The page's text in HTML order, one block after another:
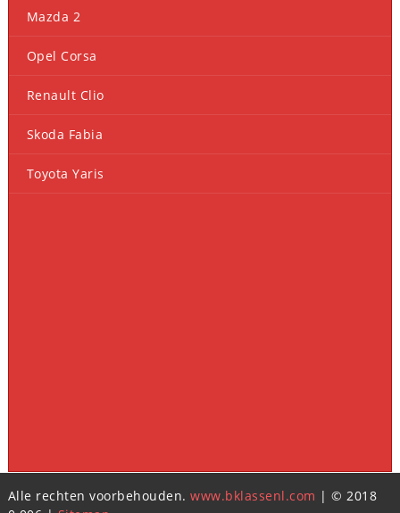
Mazda 2
Opel Corsa
Renault Clio
Skoda Fabia
Toyota Yaris
Alle rechten voorbehouden.www.bklassenl.com | © 2018